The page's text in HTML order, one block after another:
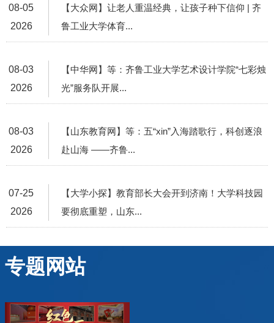
08-05
2026
【大众网】让老人重温经典，让孩子种下信仰 | 齐
鲁工业大学体育...
08-03
2026
【中华网】等：齐鲁工业大学艺术设计学院“七彩烛
光”服务队开展...
08-03
2026
【山东教育网】等：五“xin”入海踏歌行，科创逐浪
赴山海 ——齐鲁...
07-25
2026
【大学小探】教育部长大会开到济南！大学科技园
要彻底重塑，山东...
专题网站